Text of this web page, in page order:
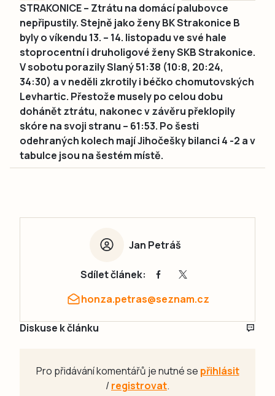
STRAKONICE – Ztrátu na domácí palubovce
nepřipustily. Stejně jako ženy BK Strakonice B
byly o víkendu 13. – 14. listopadu ve své hale
stoprocentní i druholigové ženy SKB Strakonice.
V sobotu porazily Slaný 51:38 (10:8, 20:24,
34:30) a v neděli zkrotily i béčko chomutovských
Levhartic. Přestože musely po celou dobu
dohánět ztrátu, nakonec v závěru překlopily
skóre na svoji stranu – 61:53. Po šesti
odehraných kolech mají Jihočešky bilanci 4 -2 a v
tabulce jsou na šestém místě.
Jan Petráš
Sdílet článek:
honza.petras@seznam.cz
Diskuse k článku
Pro přidávání komentářů je nutné se přihlásit
/registrovat.